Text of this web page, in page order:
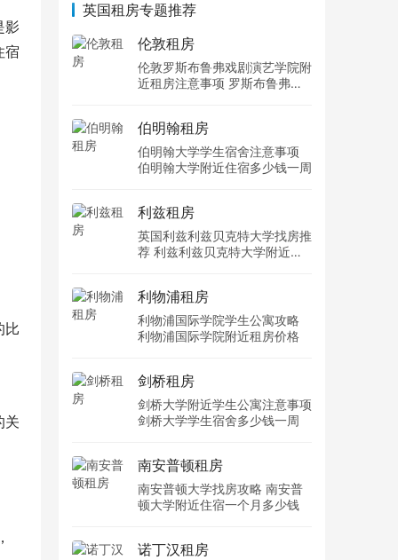
影
宿
比
关
英国租房专题推荐
伦敦租房
伦敦罗斯布鲁弗戏剧演艺学院附
近租房注意事项 罗斯布鲁弗戏
伯明翰租房
伯明翰大学学生宿舍注意事项
伯明翰大学附近住宿多少钱一周
利兹租房
英国利兹利兹贝克特大学找房推
荐 利兹利兹贝克特大学附近住
利物浦租房
利物浦国际学院学生公寓攻略
利物浦国际学院附近租房价格
剑桥租房
剑桥大学附近学生公寓注意事项
剑桥大学学生宿舍多少钱一周
南安普顿租房
南安普顿大学找房攻略 南安普
顿大学附近住宿一个月多少钱
诺丁汉租房